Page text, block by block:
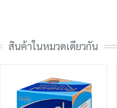
สินค้าในหมวดเดียวกัน